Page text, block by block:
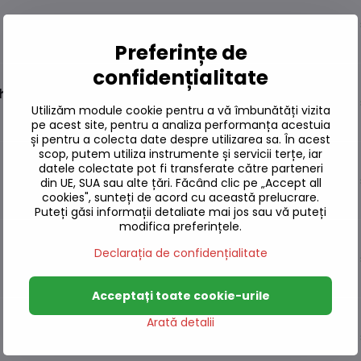
68g
Preferințe de
confidențialitate
Utilizăm module cookie pentru a vă îmbunătăți vizita
pe acest site, pentru a analiza performanța acestuia
și pentru a colecta date despre utilizarea sa. În acest
scop, putem utiliza instrumente și servicii terțe, iar
datele colectate pot fi transferate către parteneri
din UE, SUA sau alte țări. Făcând clic pe „Accept all
cookies", sunteți de acord cu această prelucrare.
Puteți găsi informații detaliate mai jos sau vă puteți
modifica preferințele.
Declarația de confidențialitate
Arată detalii
Acceptați toate cookie-urile